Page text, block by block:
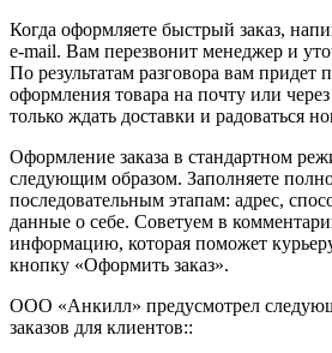
Когда оформляете быстрый заказ,
e-mail. Вам перезвонит менеджер и
По результатам разговора вам придет
оформления товара на почту или
только ждать доставки и радоваться
Оформление заказа в стандартном
следующим образом. Заполняете
последовательным этапам: адрес,
данные о себе. Советуем в
информацию, которая поможет
кнопку «Оформить заказ».
ООО «Анкилл» предусмотрел
заказов для клиентов::